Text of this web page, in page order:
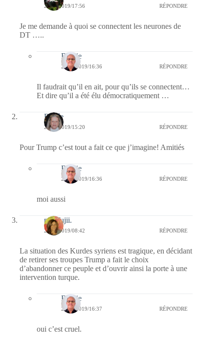
26/10/2019/17:56 RÉPONDRE
Je me demande à quoi se connectent les neurones de
DT …..
Bernie
27/10/2019/16:36 RÉPONDRE
Il faudrait qu’il en ait, pour qu’ils se connectent…
Et dire qu’il a été élu démocratiquement …
Renée
26/10/2019/15:20 RÉPONDRE
Pour Trump c’est tout a fait ce que j’imagine! Amitiés
Bernie
26/10/2019/16:36 RÉPONDRE
moi aussi
missfujii.
26/10/2019/08:42 RÉPONDRE
La situation des Kurdes syriens est tragique, en décidant
de retirer ses troupes Trump a fait le choix
d’abandonner ce peuple et d’ouvrir ainsi la porte à une
intervention turque.
Bernie
26/10/2019/16:37 RÉPONDRE
oui c’est cruel.